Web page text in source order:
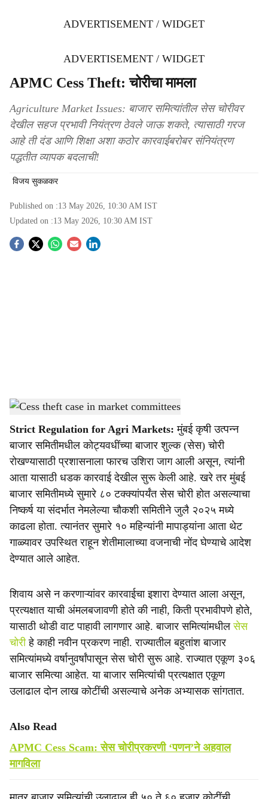
ADVERTISEMENT / WIDGET
ADVERTISEMENT / WIDGET
APMC Cess Theft: चोरीचा मामला
Agriculture Market Issues: बाजार समित्यांतील सेस चोरीवर
देखील सहज प्रभावी नियंत्रण ठेवले जाऊ शकते, त्यासाठी गरज
आहे ती दंड आणि शिक्षा अशा कठोर कारवाईबरोबर संनियंत्रण
पद्धतीत व्यापक बदलाची!
विजय सुकळकर
Published on :13 May 2026, 10:30 AM IST
Updated on :13 May 2026, 10:30 AM IST
S
a
r
e
Cess theft case in market committees-Agrowon
Strict Regulation for Agri Markets: मुंबई कृषी उत्पन्न
बाजार समितीमधील कोट्यवधींच्या बाजार शुल्क (सेस) चोरी
रोखण्यासाठी प्रशासनाला फारच उशिरा जाग आली असून, त्यांनी
आता यासाठी धडक कारवाई देखील सुरू केली आहे. खरे तर मुंबई
बाजार समितीमध्ये सुमारे ८० टक्क्यांपर्यंत सेस चोरी होत असल्याचा
निष्कर्ष या संदर्भात नेमलेल्या चौकशी समितीने जुलै २०२५ मध्ये
काढला होता. त्यानंतर सुमारे १० महिन्यांनी मापाड्यांना आता थेट
गाळ्यावर उपस्थित राहून शेतीमालाच्या वजनाची नोंद घेण्याचे आदेश
देण्यात आले आहेत.
शिवाय असे न करणाऱ्यांवर कारवाईचा इशारा देण्यात आला असून,
प्रत्यक्षात याची अंमलबजावणी होते की नाही, किती प्रभावीपणे होते,
यासाठी थोडी वाट पाहावी लागणार आहे. बाजार समित्यांमधीलसेस
चोरीहे काही नवीन प्रकरण नाही. राज्यातील बहुतांश बाजार
समित्यांमध्ये वर्षानुवर्षांपासून सेस चोरी सुरू आहे. राज्यात एकूण ३०६
बाजार समित्या आहेत. या बाजार समित्यांची प्रत्यक्षात एकूण
उलाढाल दोन लाख कोटींची असल्याचे अनेक अभ्यासक सांगतात.
Also Read
APMC Cess Scam: सेस चोरीप्रकरणी ‘पणन’ने अहवाल
मागविला